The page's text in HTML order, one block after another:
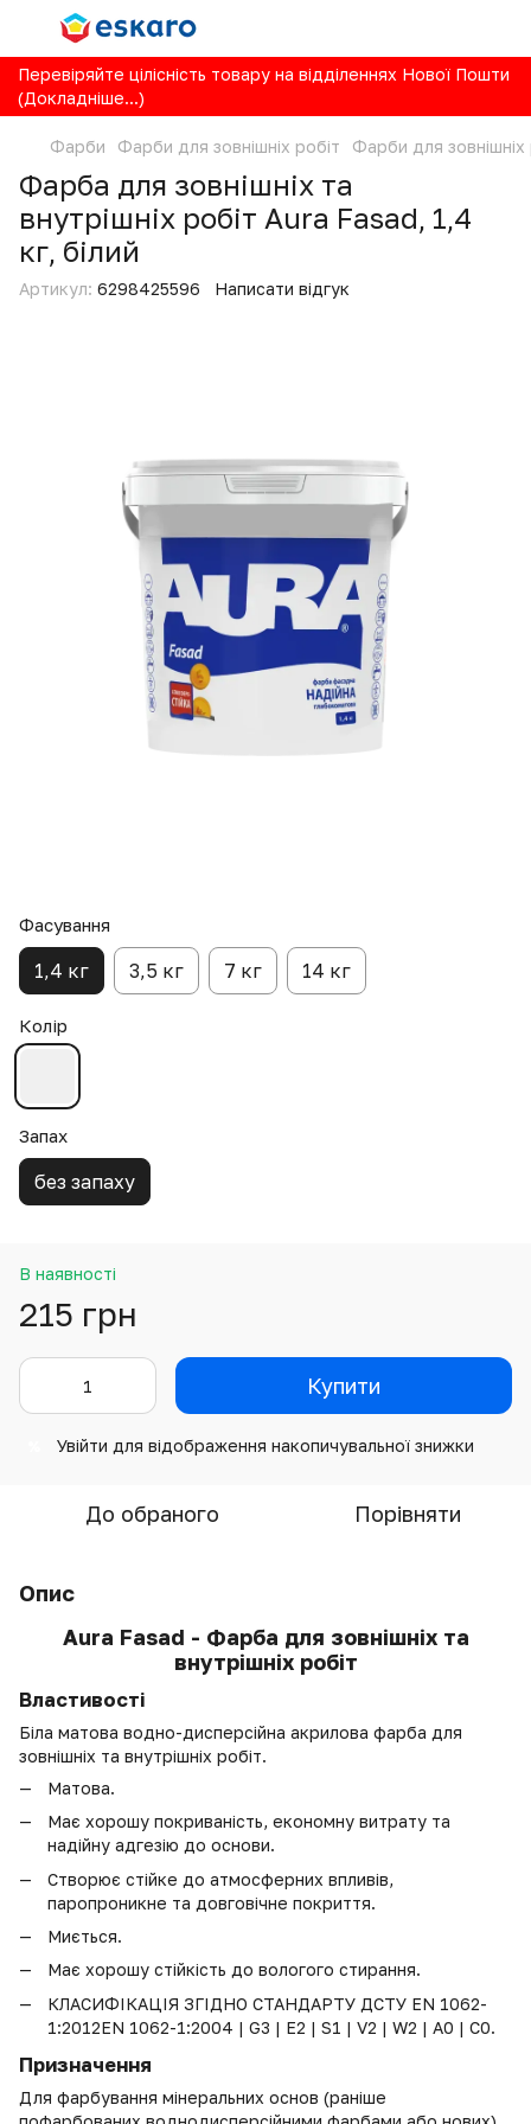
Перевіряйте цілісність товару на відділеннях Нової Пошти
(Докладніше...)
Фарби Фарби для зовнішніх робіт Фарби для зовнішніх
Фарба для зовнішніх та
внутрішніх робіт Aura Fasad, 1,4
кг, білий
Артикул: 6298425596 Написати відгук
Фасування
1,4 кг 3,5 кг 7 кг 14 кг
Колір
Запах
без запаху
В наявності
215 грн
Купити
Увійти для відображення накопичувальної знижки
До обраного Порівняти
Опис
Aura Fasad - Фарба для зовнішніх та
внутрішніх робіт
Властивості
Біла матова водно-дисперсійна акрилова фарба для
зовнішніх та внутрішніх робіт.
Матова.
Має хорошу покриваність, економну витрату та
надійну адгезію до основи.
Створює стійке до атмосферних впливів,
паропроникне та довговічне покриття.
Миється.
Має хорошу стійкість до вологого стирання.
КЛАСИФІКАЦІЯ ЗГІДНО СТАНДАРТУ ДСТУ EN 1062-
1:2012EN 1062-1:2004 | G3 | E2 | S1 | V2 | W2 | A0 | С0.
Призначення
Для фарбування мінеральних основ (раніше